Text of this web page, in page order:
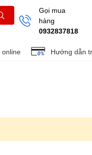
Gọi mua
hàng
0932837818
online Hướng dẫn